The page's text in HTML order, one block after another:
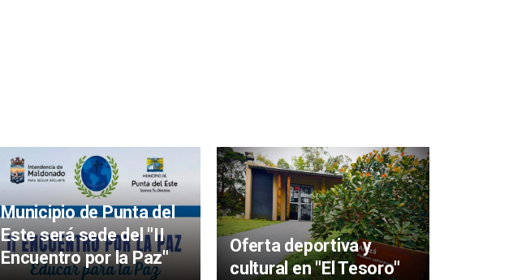
Municipio de Punta del
Este será sede del "II
Encuentro por la Paz"
Oferta deportiva y
cultural en "El Tesoro"